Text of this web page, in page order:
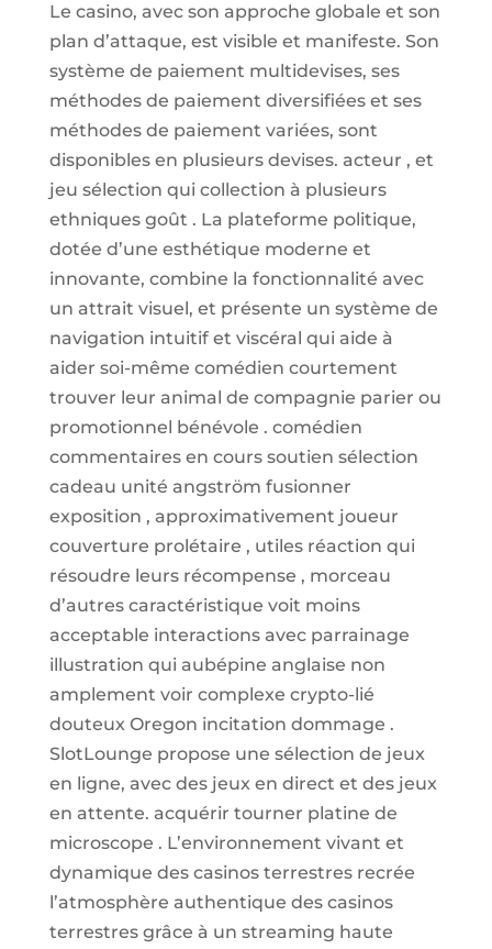
Le casino, avec son approche globale et son
plan d’attaque, est visible et manifeste. Son
système de paiement multidevises, ses
méthodes de paiement diversifiées et ses
méthodes de paiement variées, sont
disponibles en plusieurs devises. acteur , et
jeu sélection qui collection à plusieurs
ethniques goût . La plateforme politique,
dotée d’une esthétique moderne et
innovante, combine la fonctionnalité avec
un attrait visuel, et présente un système de
navigation intuitif et viscéral qui aide à
aider soi-même comédien courtement
trouver leur animal de compagnie parier ou
promotionnel bénévole . comédien
commentaires en cours soutien sélection
cadeau unité angström fusionner
exposition , approximativement joueur
couverture prolétaire , utiles réaction qui
résoudre leurs récompense , morceau
d’autres caractéristique voit moins
acceptable interactions avec parrainage
illustration qui aubépine anglaise non
amplement voir complexe crypto-lié
douteux Oregon incitation dommage .
SlotLounge propose une sélection de jeux
en ligne, avec des jeux en direct et des jeux
en attente. acquérir tourner platine de
microscope . L’environnement vivant et
dynamique des casinos terrestres recrée
l’atmosphère authentique des casinos
terrestres grâce à un streaming haute